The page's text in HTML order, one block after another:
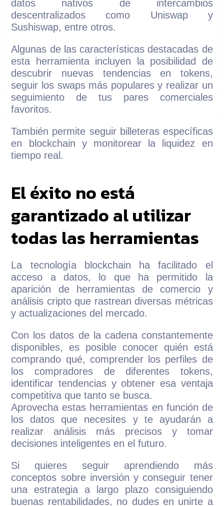
datos nativos de intercambios
descentralizados como Uniswap y
Sushiswap, entre otros.
Algunas de las características destacadas de
esta herramienta incluyen la posibilidad de
descubrir nuevas tendencias en tokens,
seguir los swaps más populares y realizar un
seguimiento de tus pares comerciales
favoritos.
También permite seguir billeteras específicas
en blockchain y monitorear la liquidez en
tiempo real.
El éxito no está
garantizado al utilizar
todas las herramientas
La tecnología blockchain ha facilitado el
acceso a datos, lo que ha permitido la
aparición de herramientas de comercio y
análisis cripto que rastrean diversas métricas
y actualizaciones del mercado.
Con los datos de la cadena constantemente
disponibles, es posible conocer quién está
comprando qué, comprender los perfiles de
los compradores de diferentes tokens,
identificar tendencias y obtener esa ventaja
competitiva que tanto se busca.
Aprovecha estas herramientas en función de
los datos que necesites y te ayudarán a
realizar análisis más precisos y tomar
decisiones inteligentes en el futuro.
Si quieres seguir aprendiendo más
conceptos sobre inversión y conseguir tener
una estrategia a largo plazo consiguiendo
buenas rentabilidades, no dudes en unirte a